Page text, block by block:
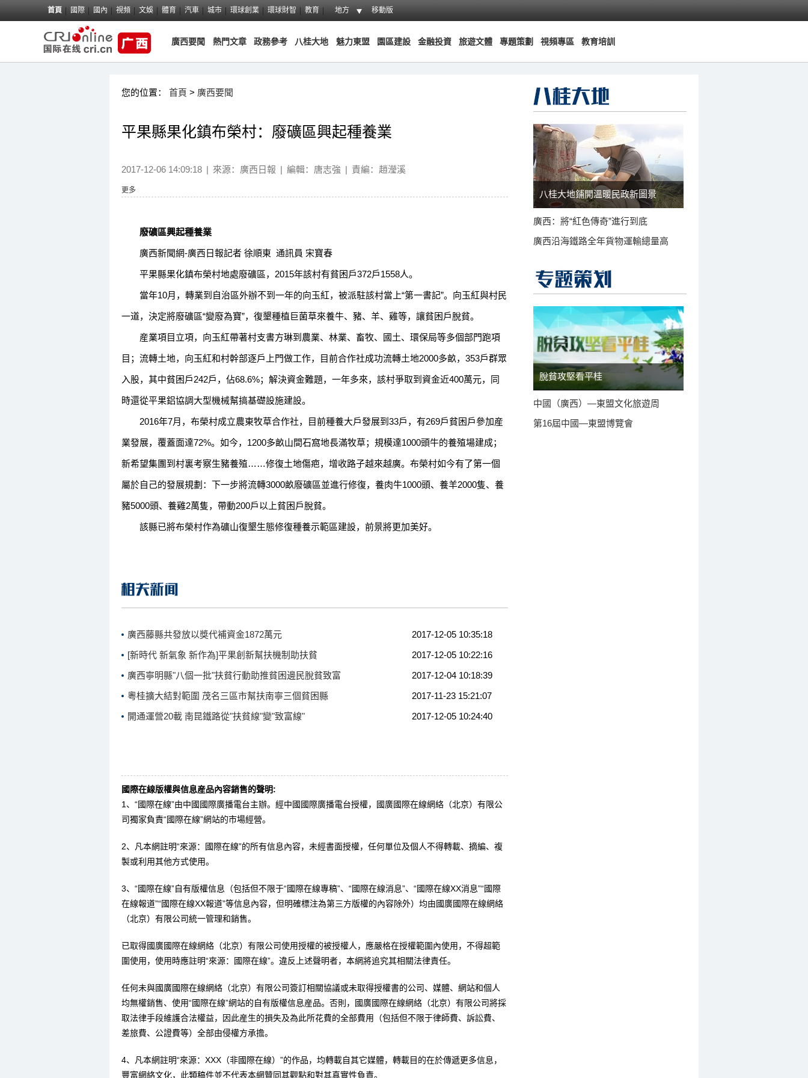
首頁 國際 國內 視頻 文娛 體育 汽車 城市 環球創業 環球財智 教育 地方 移動版
廣西要聞 熱門文章 政務參考 八桂大地 魅力東盟 園區建設 金融投資 旅遊文體 專題策劃 視頻專區 教育培訓
您的位置： 首頁 > 廣西要聞
平果縣果化鎮布榮村：廢礦區興起種養業
2017-12-06 14:09:18 | 來源： 廣西日報 | 編輯：唐志強 | 責編：趙瀅溪
更多
廢礦區興起種養業
廣西新聞網-廣西日報記者 徐順東 通訊員 宋寶春
平果縣果化鎮布榮村地處廢礦區，2015年該村有貧困戶372戶1558人。
當年10月，轉業到自治區外辦不到一年的向玉紅，被派駐該村當上“第一書記”。向玉紅與村民
一道，決定將廢礦區“變廢為寶”，復墾種植巨菌草來養牛、豬、羊、雞等，讓貧困戶脫貧。
産業項目立項，向玉紅帶著村支書方琳到農業、林業、畜牧、國土、環保局等多個部門跑項
目；流轉土地，向玉紅和村幹部逐戶上門做工作，目前合作社成功流轉土地2000多畝，353戶群眾
入股，其中貧困戶242戶，佔68.6%；解決資金難題，一年多來，該村爭取到資金近400萬元，同
時還從平果鋁協調大型機械幫搞基礎設施建設。
2016年7月，布榮村成立農東牧草合作社，目前種養大戶發展到33戶，有269戶貧困戶參加産
業發展，覆蓋面達72%。如今，1200多畝山間石窩地長滿牧草；規模達1000頭牛的養殖場建成；
新希望集團到村裏考察生豬養殖……修復土地傷疤，增收路子越來越廣。布榮村如今有了第一個
屬於自己的發展規劃：下一步將流轉3000畝廢礦區並進行修復，養肉牛1000頭、養羊2000隻、養
豬5000頭、養雞2萬隻，帶動200戶以上貧困戶脫貧。
該縣已將布榮村作為礦山復墾生態修復種養示範區建設，前景將更加美好。
2017-12-05 10:35:18
廣西藤縣共發放以獎代補資金1872萬元
2017-12-05 10:22:16
[新時代 新氣象 新作為]平果創新幫扶機制助扶貧
2017-12-04 10:18:39
廣西寧明縣"八個一批"扶貧行動助推貧困邊民脫貧致富
2017-11-23 15:21:07
粵桂擴大結對範圍 茂名三區市幫扶南寧三個貧困縣
2017-12-05 10:24:40
開通運營20載 南昆鐵路從"扶貧線"變"致富線"
國際在線版權與信息産品內容銷售的聲明:
1、“國際在線”由中國國際廣播電台主辦。經中國國際廣播電台授權，國廣國際在線網絡（北京）有限公
司獨家負責“國際在線”網站的市場經營。
2、凡本網註明“來源：國際在線”的所有信息內容，未經書面授權，任何單位及個人不得轉載、摘編、複
製或利用其他方式使用。
3、“國際在線”自有版權信息（包括但不限于“國際在線專稿”、“國際在線消息”、“國際在線XX消息”“國際
在線報道”“國際在線XX報道”等信息內容，但明確標注為第三方版權的內容除外）均由國廣國際在線網絡
（北京）有限公司統一管理和銷售。
已取得國廣國際在線網絡（北京）有限公司使用授權的被授權人，應嚴格在授權範圍內使用，不得超範
圍使用，使用時應註明“來源：國際在線”。違反上述聲明者，本網將追究其相關法律責任。
任何未與國廣國際在線網絡（北京）有限公司簽訂相關協議或未取得授權書的公司、媒體、網站和個人
均無權銷售、使用“國際在線”網站的自有版權信息産品。否則，國廣國際在線網絡（北京）有限公司將採
取法律手段維護合法權益，因此産生的損失及為此所花費的全部費用（包括但不限于律師費、訴訟費、
差旅費、公證費等）全部由侵權方承擔。
4、凡本網註明“來源：XXX（非國際在線）”的作品，均轉載自其它媒體，轉載目的在於傳遞更多信息，
豐富網絡文化，此類稿件並不代表本網贊同其觀點和對其真實性負責。
八桂大地鋪開溫暖民政新圖景
廣西：將“紅色傳奇”進行到底
廣西沿海鐵路全年貨物運輸總量高
脫貧攻堅看平桂
中國（廣西）—東盟文化旅遊周
第16屆中國—東盟博覽會